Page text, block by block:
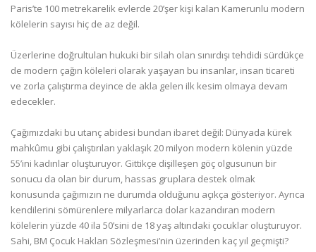
Paris’te 100 metrekarelik evlerde 20’şer kişi kalan Kamerunlu modern
kölelerin sayısı hiç de az değil.
Üzerlerine doğrultulan hukuki bir silah olan sınırdışı tehdidi sürdükçe
de modern çağın köleleri olarak yaşayan bu insanlar, insan ticareti
ve zorla çalıştırma deyince de akla gelen ilk kesim olmaya devam
edecekler.
Çağımızdaki bu utanç abidesi bundan ibaret değil: Dünyada kürek
mahkûmu gibi çalıştırılan yaklaşık 20 milyon modern kölenin yüzde
55’ini kadınlar oluşturuyor. Gittikçe dişilleşen göç olgusunun bir
sonucu da olan bir durum, hassas gruplara destek olmak
konusunda çağımızın ne durumda olduğunu açıkça gösteriyor. Ayrıca
kendilerini sömürenlere milyarlarca dolar kazandıran modern
kölelerin yüzde 40 ila 50’sini de 18 yaş altındaki çocuklar oluşturuyor.
Sahi, BM Çocuk Hakları Sözleşmesi’nin üzerinden kaç yıl geçmişti?